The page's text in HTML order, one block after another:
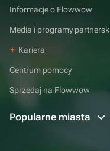
Informacje o Flowwow
Media i programy
Kariera
Centrum pomocy
Sprzedaj na Flowwow
Popularne miasta